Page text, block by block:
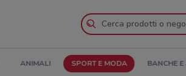
ANIMALI SPORT E MODA BANCHE